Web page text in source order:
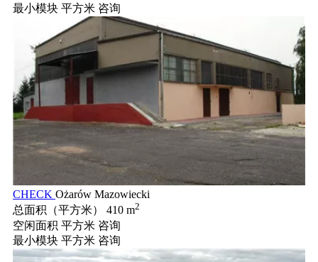
最小模块 平方米 咨询
CHECK Ożarów Mazowiecki
总面积（平方米）
410 m2
空闲面积 平方米 咨询
最小模块 平方米 咨询